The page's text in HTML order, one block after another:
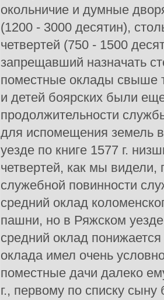
окольничие и думные
(1200 - 3000 десятин),
четвертей (750 - 1500
запрещавший назначать
поместные оклады свыше
и детей боярских были
продолжительности
для испомещения земель
уезде по книге 1577 г.
четвертей, как мы
служебной повинности
средний оклад
пашни, но в Ряжском
средний оклад
оклада имел очень
поместные дачи далеко
г., первому по списку